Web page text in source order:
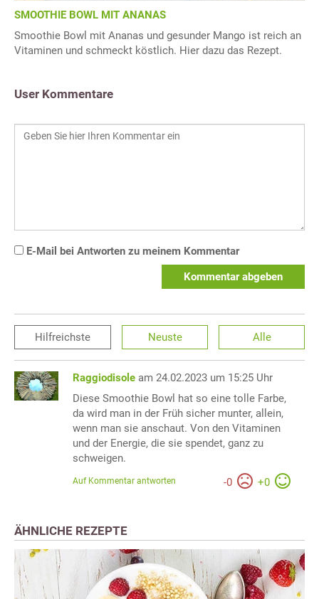
SMOOTHIE BOWL MIT ANANAS
Smoothie Bowl mit Ananas und gesunder Mango ist reich an
Vitaminen und schmeckt köstlich. Hier dazu das Rezept.
User Kommentare
E-Mail bei Antworten zu meinem Kommentar
Kommentar abgeben
Hilfreichste Neuste Alle
Raggiodisole am 24.02.2023 um 15:25 Uhr
Diese Smoothie Bowl hat so eine tolle Farbe,
da wird man in der Früh sicher munter, allein,
wenn man sie anschaut. Von den Vitaminen
und der Energie, die sie spendet, ganz zu
schweigen.
-0 +0
Auf Kommentar antworten
ÄHNLICHE REZEPTE